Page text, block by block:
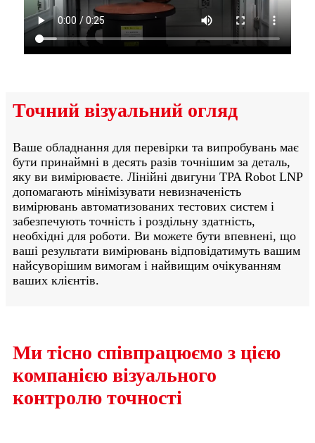
Точний візуальний огляд
Ваше обладнання для перевірки та випробувань має
бути принаймні в десять разів точнішим за деталь,
яку ви вимірюваєте. Лінійні двигуни TPA Robot LNP
допомагають мінімізувати невизначеність
вимірювань автоматизованих тестових систем і
забезпечують точність і роздільну здатність,
необхідні для роботи. Ви можете бути впевнені, що
ваші результати вимірювань відповідатимуть вашим
найсуворішим вимогам і найвищим очікуванням
ваших клієнтів.
Ми тісно співпрацюємо з цією
компанією візуального
контролю точності